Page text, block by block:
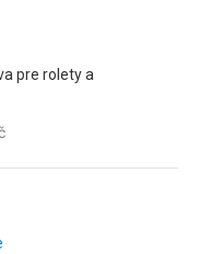
pre rolety a